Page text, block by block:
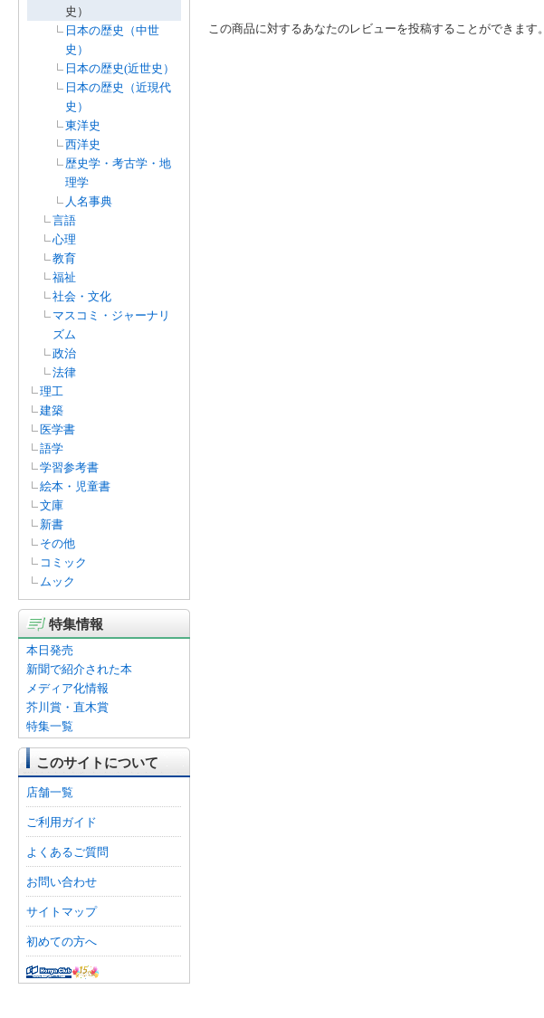
史）
日本の歴史（中世
史）
日本の歴史(近世史）
日本の歴史（近現代
史）
東洋史
西洋史
歴史学・考古学・地
理学
人名事典
言語
心理
教育
福祉
社会・文化
マスコミ・ジャーナリ
ズム
政治
法律
理工
建築
医学書
語学
学習参考書
絵本・児童書
文庫
新書
その他
コミック
ムック
特集情報
本日発売
新聞で紹介された本
メディア化情報
芥川賞・直木賞
特集一覧
このサイトについて
店舗一覧
ご利用ガイド
よくあるご質問
お問い合わせ
サイトマップ
初めての方へ
この商品に対するあなたのレビューを投稿することができます。